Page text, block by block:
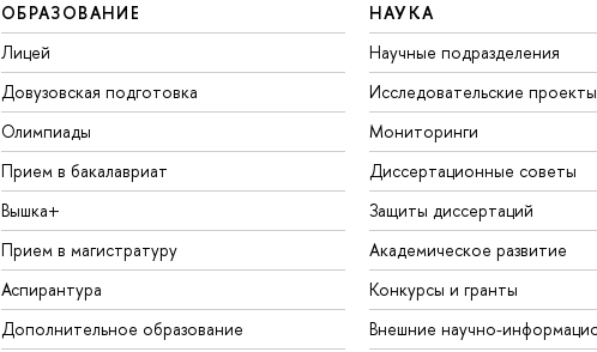
ОБРАЗОВАНИЕ
Лицей
Довузовская подготовка
Олимпиады
Прием в бакалавриат
Вышка+
Прием в магистратуру
Аспирантура
Дополнительное образование
НАУКА
Научные подразделения
Исследовательские проекты
Мониторинги
Диссертационные советы
Защиты диссертаций
Академическое развитие
Конкурсы и гранты
Внешние научно-